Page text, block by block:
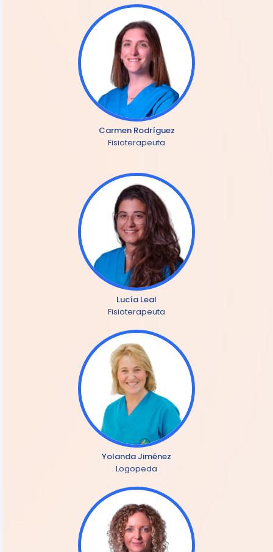
Carmen Rodríguez
Fisioterapeuta
Lucía Leal
Fisioterapeuta
Yolanda Jiménez
Logopeda